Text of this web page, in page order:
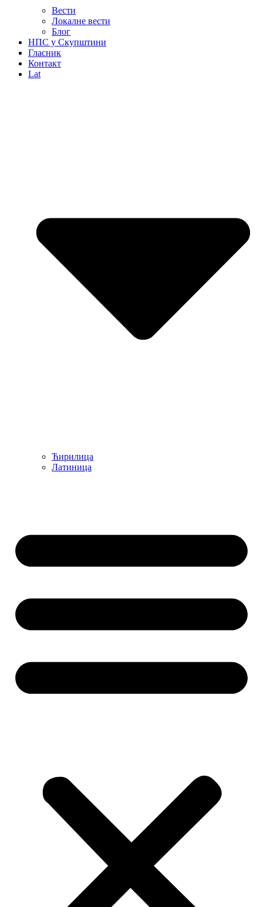
Вести
Локалне вести
Блог
НПС у Скупштини
Гласник
Контакт
Lat
Ћирилица
Латиница